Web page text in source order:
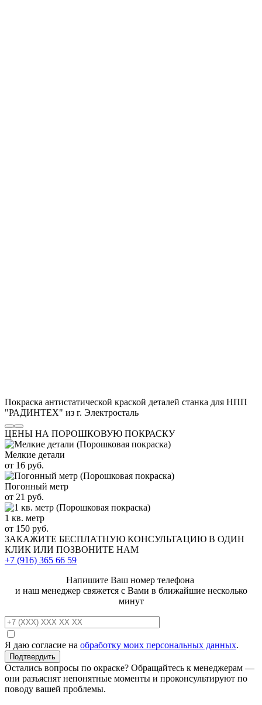
Покраска антистатической краской деталей станка для НПП
"РАДИНТЕХ" из г. Электросталь
ЦЕНЫ НА ПОРОШКОВУЮ ПОКРАСКУ
Мелкие детали
от 16 руб.
Погонный метр
от 21 руб.
1 кв. метр
от 150 руб.
ЗАКАЖИТЕ БЕСПЛАТНУЮ КОНСУЛЬТАЦИЮ В ОДИН
КЛИК ИЛИ ПОЗВОНИТЕ НАМ
+7 (916) 365 66 59
Напишите Ваш номер телефона
и наш менеджер свяжется с Вами в ближайшие несколько
минут
Я даю согласие на обработку моих персональных данных.
Остались вопросы по окраске? Обращайтесь к менеджерам —
они разъяснят непонятные моменты и проконсультируют по
поводу вашей проблемы.